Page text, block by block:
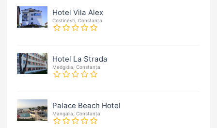
Hotel Vila Alex
Costinești, Constanța
Hotel La Strada
Medgidia, Constanța
Palace Beach Hotel
Mangalia, Constanța